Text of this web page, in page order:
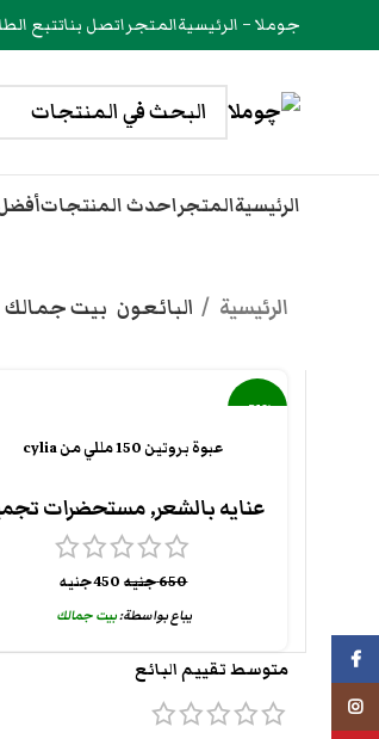
جوملا – الرئيسيةالمتجراتصل بناتتبع
الرئيسيةالمتجراحدث المنتجات
الرئيسية البائعون بيت جمالك
-31%
عبوة بروتين 150 مللي من cylia
عنايه بالشعر,مستحضرات
650جنيه 450جنيه
يباع بواسطة:بيت جمالك
متوسط تقييم البائعفيسبوك
انستجرام